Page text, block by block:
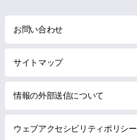
お問い合わせ
サイトマップ
情報の外部送信について
ウェブアクセシビリティポリシー